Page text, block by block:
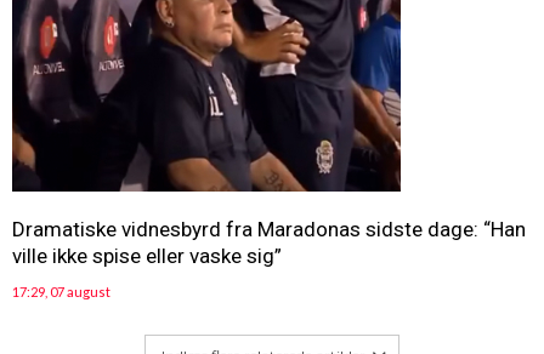
Dramatiske vidnesbyrd fra Maradonas sidste dage: “Han
ville ikke spise eller vaske sig”
17:29, 07 august